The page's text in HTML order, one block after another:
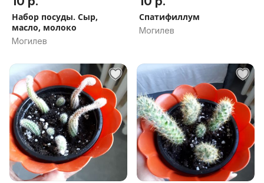
Набор посуды. Сыр,
масло, молоко
Могилев
Спатифиллум
Могилев